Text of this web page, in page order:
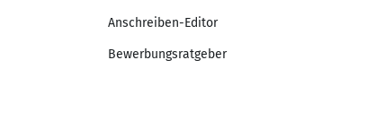
Anschreiben-Editor
Bewerbungsratgeber